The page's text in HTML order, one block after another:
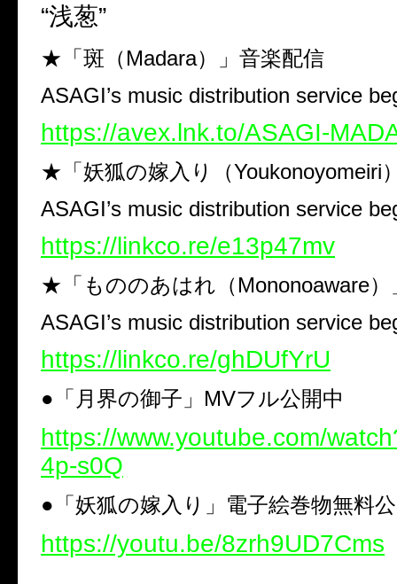
“浅葱”
★「斑（Madara）」音楽配信
ASAGI’s music distribution service
https://avex.lnk.to/ASAGI-
★「妖狐の嫁入り（Youkonoyomeiri
ASAGI’s music distribution service
https://linkco.re/e13p47mv
★「もののあはれ（Mononoaware）
ASAGI’s music distribution service
https://linkco.re/ghDUfYrU
●「月界の御子」MVフル公開中
https://www.youtube.com/
4p-s0Q
●「妖狐の嫁入り」電子絵巻物無料
https://youtu.be/8zrh9UD7Cms